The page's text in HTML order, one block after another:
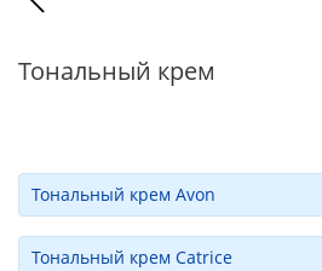
Тональный крем
Тональный крем Avon
Тональный крем Catrice